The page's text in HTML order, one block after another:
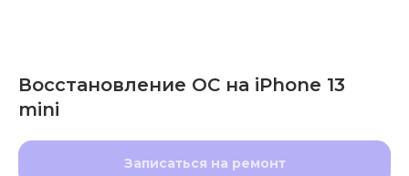
Восстановление ОС на iPhone 13
mini
Записаться на ремонт